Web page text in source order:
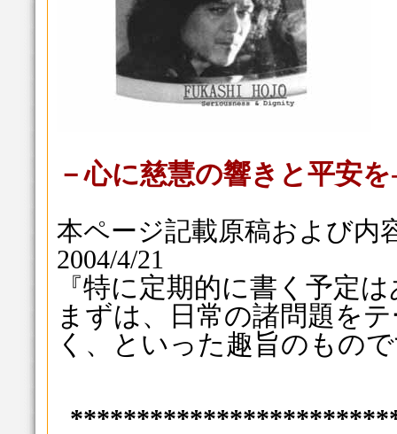
－心に慈慧の響きと平安を
本ページ記載原稿および内
2004/4/21
『特に定期的に書く予定
まずは、日常の諸問題を
く、といった趣旨のもの